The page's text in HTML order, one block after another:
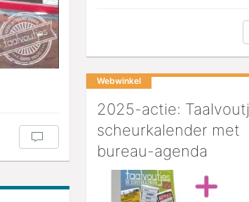
Webwinkel
2025-actie:
scheurkalender met
bureau-agenda